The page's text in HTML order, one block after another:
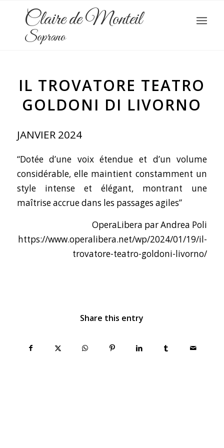
Claire de Monteil
Soprano
IL TROVATORE TEATRO
GOLDONI DI LIVORNO
JANVIER 2024
“Dotée d’une voix étendue et d’un volume
considérable, elle maintient constamment un
style intense et élégant, montrant une
maîtrise accrue dans les passages agiles”
OperaLibera par Andrea Poli
https://www.operalibera.net/wp/2024/01/19/il-
trovatore-teatro-goldoni-livorno/
Share this entry